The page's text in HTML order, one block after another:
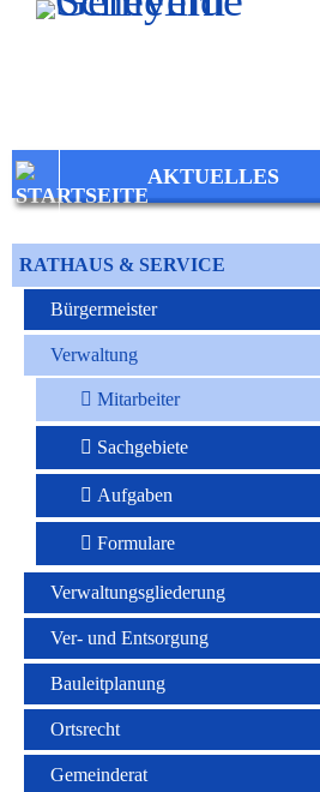
Zum Inhalt,zur Navigationoder
AKTUELLES
RATHAUS & SERVICE
Bürgermeister
Verwaltung
Mitarbeiter
Sachgebiete
Aufgaben
Formulare
Verwaltungsgliederung
Ver- und Entsorgung
Bauleitplanung
Ortsrecht
Gemeinderat